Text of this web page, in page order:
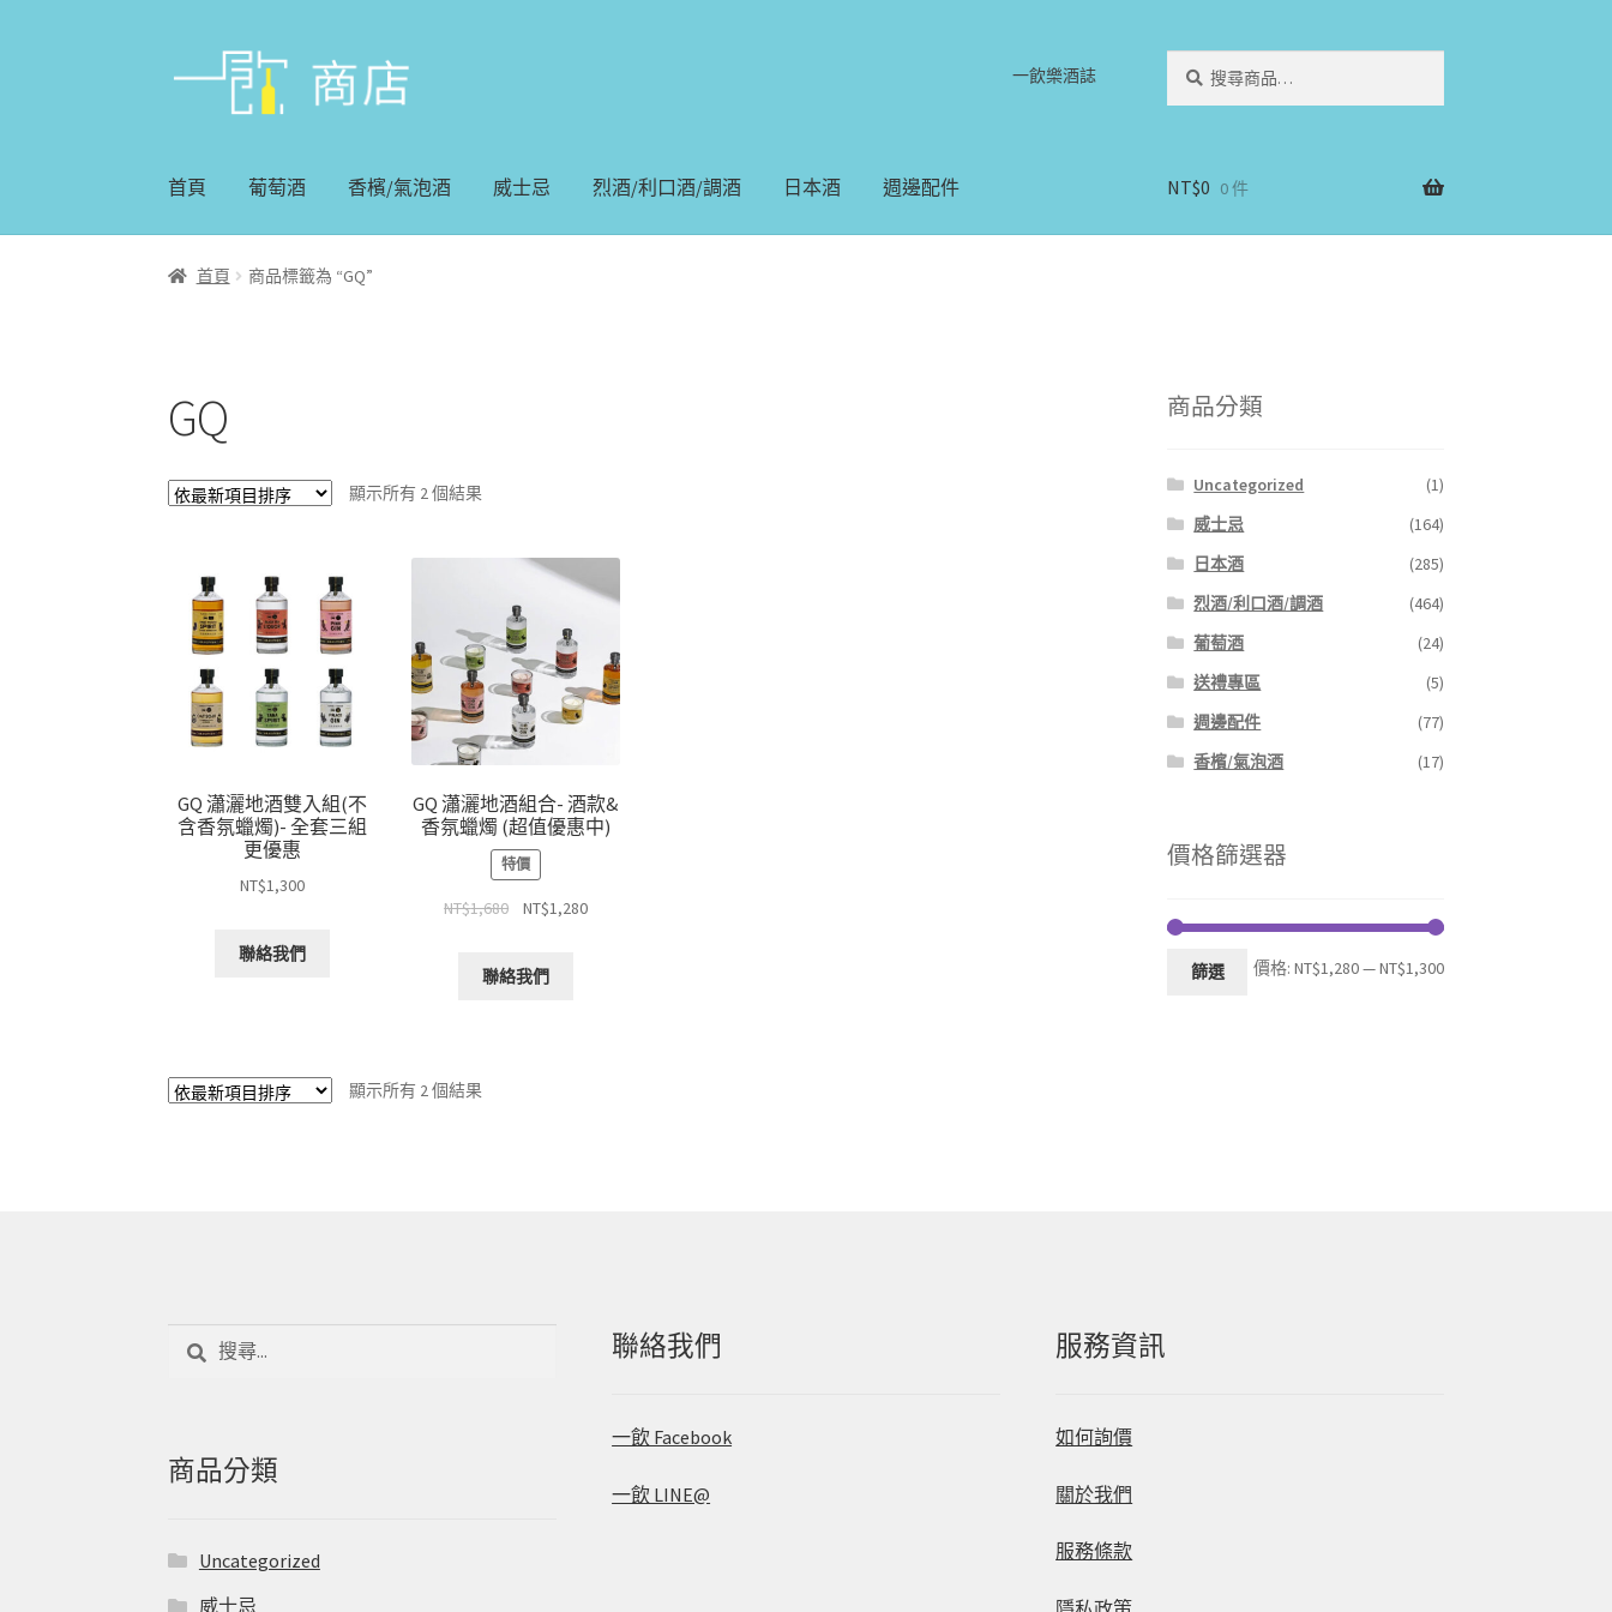
一飲樂酒誌
首頁 葡萄酒 香檳/氣泡酒 威士忌 烈酒/利口酒/調酒 日本酒 週邊配件 NT$0 0 件
首頁 商品標籤為 “GQ”
GQ
顯示所有 2 個結果
GQ 瀟灑地酒雙入組(不
含香氛蠟燭)- 全套三組
更優惠
NT$1,300
聯絡我們
GQ 瀟灑地酒組合- 酒款&
香氛蠟燭 (超值優惠中)
特價
NT$1,680 NT$1,280
聯絡我們
顯示所有 2 個結果
商品分類
Uncategorized
(1)
威士忌
(164)
日本酒
(285)
烈酒/利口酒/調酒
(464)
葡萄酒
(24)
送禮專區
(5)
週邊配件
(77)
香檳/氣泡酒
(17)
價格篩選器
最
最
篩選 價格: NT$1,280—NT$1,300
字:
商品分類
Uncategorized
威士忌
聯絡我們
一飲 Facebook
一飲 LINE@
服務資訊
如何詢價
關於我們
服務條款